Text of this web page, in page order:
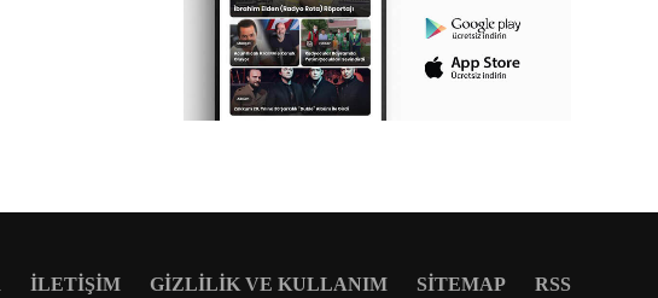
İLETIŞIM GIZLILIK VE KULLANIM SITEMAP RSS